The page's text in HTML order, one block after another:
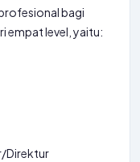
bagi
empat level, yaitu:
Direktur